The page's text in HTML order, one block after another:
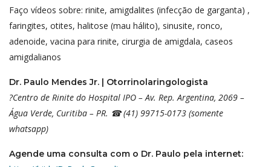
Faço vídeos sobre: rinite, amigdalites (infecção de garganta) ,
faringites, otites, halitose (mau hálito), sinusite, ronco,
adenoide, vacina para rinite, cirurgia de amigdala, caseos
amigdalianos
Dr. Paulo Mendes Jr. | Otorrinolaringologista
?Centro de Rinite do Hospital IPO – Av. Rep. Argentina, 2069 –
Água Verde, Curitiba – PR. ☎ (41) 99715-0173 (somente
whatsapp)
Agende uma consulta com o Dr. Paulo pela internet: